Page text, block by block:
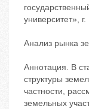
университет»,
Анализ рынка
Аннотация. В
структуры
частности,
земельных